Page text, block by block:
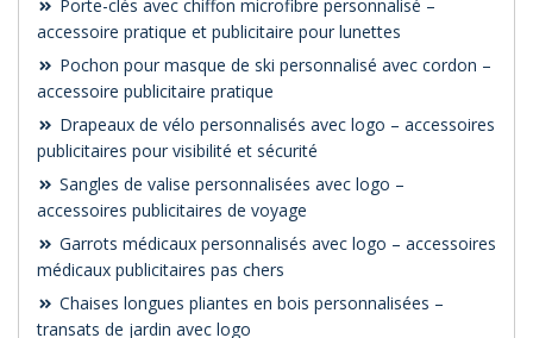
Porte-clés avec chiffon microfibre personnalisé –
accessoire pratique et publicitaire pour lunettes
Pochon pour masque de ski personnalisé avec cordon –
accessoire publicitaire pratique
Drapeaux de vélo personnalisés avec logo – accessoires
publicitaires pour visibilité et sécurité
Sangles de valise personnalisées avec logo –
accessoires publicitaires de voyage
Garrots médicaux personnalisés avec logo – accessoires
médicaux publicitaires pas chers
Chaises longues pliantes en bois personnalisées –
transats de jardin avec logo